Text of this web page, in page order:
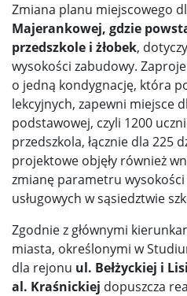
Zmiana planu miejscowego
Majerankowej, gdzie
przedszkole i żłobek,
wysokości zabudowy.
o jedną kondygnację, która
lekcyjnych, zapewni miejsce
podstawowej, czyli 1200
przedszkola, łącznie dla 225
projektowe objęły również
zmianę parametru
usługowych w sąsiedztwie
Zgodnie z głównymi
miasta, określonymi w
dla rejonu ul. Bełżyckiej i
al. Kraśnickiej dopuszcza